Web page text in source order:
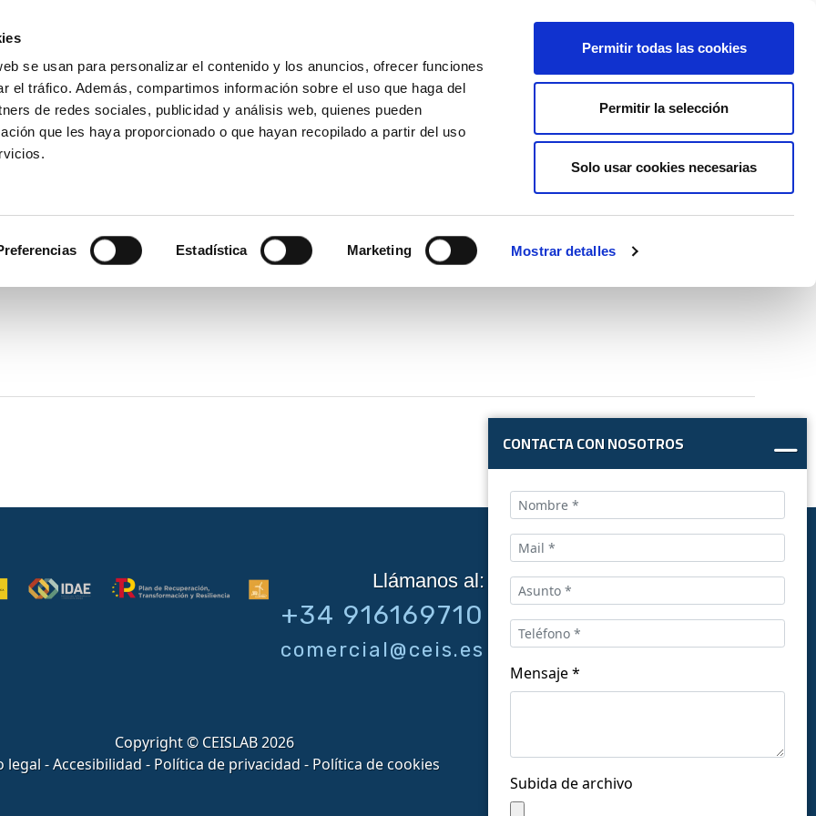
se usan para personalizar el contenido y los anuncios, ofrecer funciones
el tráfico. Además, compartimos información sobre el uso que haga del
de redes sociales, publicidad y análisis web, quienes pueden
que les haya proporcionado o que hayan recopilado a partir del uso
Estadística Marketing Mostrar detalles
Permitir todas las cookies
Permitir la selección
Solo usar cookies necesarias
+34 916169710 spanish
Introduce
tu
búsqueda
Botón
Actualidad
CONTACTA CON NOSOTROS
Mensaje *
Subida de archivo
Llámanos al:
+34 916169710
comercial@ceis.es
Síguenos en las redes:
Copyright © CEISLAB 2026
legal-Accesibilidad -Política de privacidad -Política de cookies